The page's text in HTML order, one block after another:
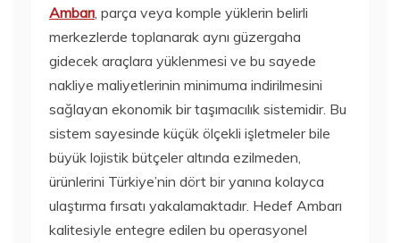
Ambarı , parça veya komple yüklerin belirli
merkezlerde toplanarak aynı güzergaha
gidecek araçlara yüklenmesi ve bu sayede
nakliye maliyetlerinin minimuma indirilmesini
sağlayan ekonomik bir taşımacılık sistemidir. Bu
sistem sayesinde küçük ölçekli işletmeler bile
büyük lojistik bütçeler altında ezilmeden,
ürünlerini Türkiye’nin dört bir yanına kolayca
ulaştırma fırsatı yakalamaktadır. Hedef Ambarı
kalitesiyle entegre edilen bu operasyonel